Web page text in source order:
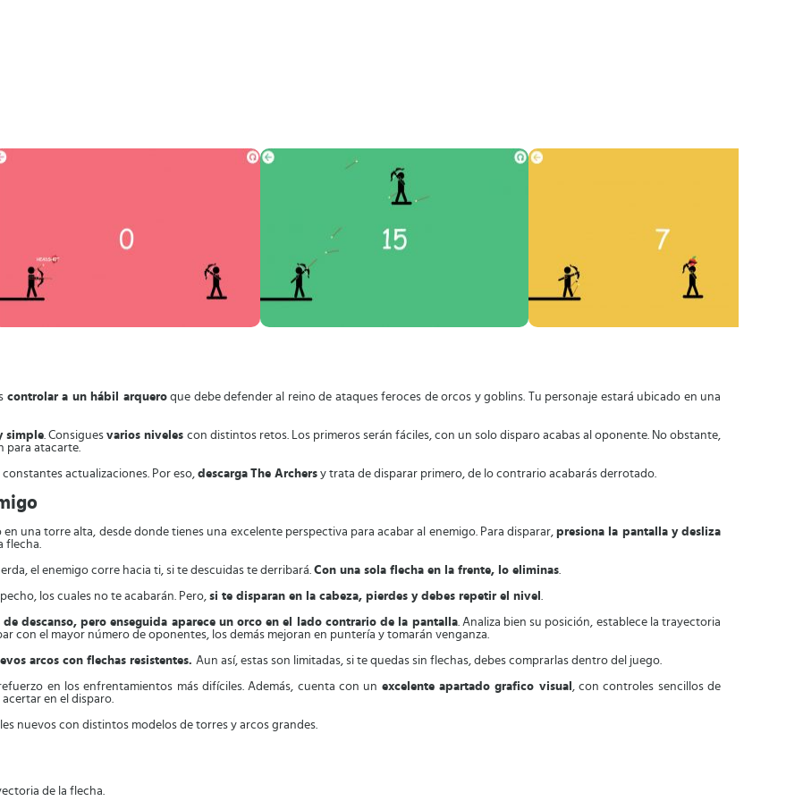
controlar a un hábil arqueroque debe defender al reino de ataques feroces de orcos y goblins. Tu personaje estará ubicado en una
simple. Consiguesvarios niveles con distintos retos. Los primeros serán fáciles, con un solo disparo acabas al oponente. No obstante,
para atacarte.
constantes actualizaciones. Por eso, descarga The Archers y trata de disparar primero, de lo contrario acabarás derrotado.
una torre alta, desde donde tienes una excelente perspectiva para acabar al enemigo. Para disparar,presiona la pantalla y desliza
flecha.
el enemigo corre hacia ti, si te descuidas te derribará. Con una sola flecha en la frente, lo eliminas.
los cuales no te acabarán. Pero, si te disparan en la cabeza, pierdes y debes repetir el nivel .
de descanso, pero enseguida aparece un orco en el lado contrario de la pantalla. Analiza bien su posición, establece la trayectoria
con el mayor número de oponentes, los demás mejoran en puntería y tomarán venganza.
arcos con flechas resistentes. Aun así, estas son limitadas, si te quedas sin flechas, debes comprarlas dentro del juego.
en los enfrentamientos más difíciles. Además, cuenta con un excelente apartado grafico visual , con controles sencillos de
en el disparo.
nuevos con distintos modelos de torres y arcos grandes.
de la flecha.